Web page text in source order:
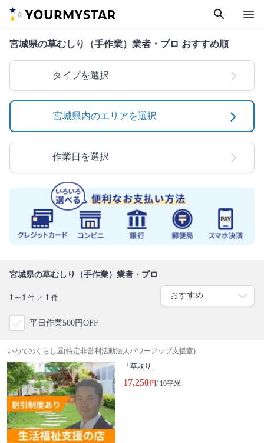
search menu
宮城県の草むしり（手作業）業者・プロ おすすめ順
タイプを選択
宮城県内のエリアを選択
作業日を選択
宮城県の草むしり（手作業）業者・プロ
1～1 件 ／ 1 件
平日作業500円OFF
いわてのくらし屋(特定非営利活動法人パワーアップ支援室)
「草取り」
17,250円/ 10平米